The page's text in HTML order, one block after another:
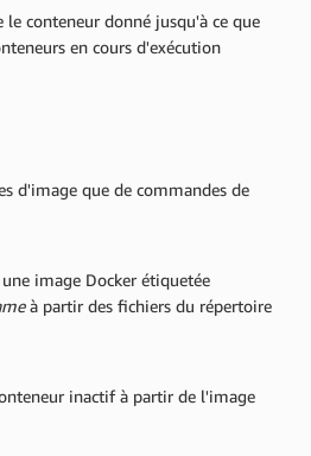
le conteneur donné jusqu'à ce que
en cours d'exécution
d'image que de commandes de
image Docker étiquetée
à partir des fichiers du répertoire
inactif à partir de l'image